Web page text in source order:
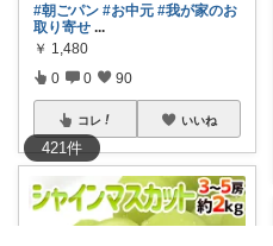
421件
#朝ごパン #お中元 #我が家のお
取り寄せ ...
￥ 1,480
0 0 90
コレ いいね